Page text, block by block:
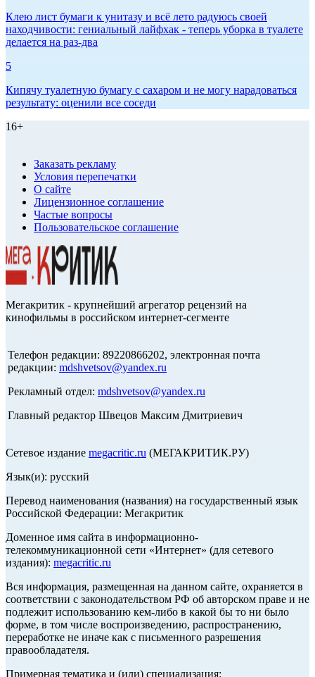
Клею лист бумаги к унитазу и всё лето радуюсь своей
находчивости: гениальный лайфхак - теперь уборка в туалете
делается на раз-два
5
Кипячу туалетную бумагу с сахаром и не могу нарадоваться
результату: оценили все соседи
16+
Заказать рекламу
Условия перепечатки
О сайте
Лицензионное соглашение
Частые вопросы
Пользовательское соглашение
Мегакритик - крупнейший агрегатор рецензий на
кинофильмы в российском интернет-сегменте
Телефон редакции: 89220866202, электронная почта
редакции: mdshvetsov@yandex.ru
Рекламный отдел: mdshvetsov@yandex.ru
Главный редактор Швецов Максим Дмитриевич
Сетевое издание megacritic.ru (МЕГАКРИТИК.РУ)
Язык(и): русский
Перевод наименования (названия) на государственный язык
Российской Федерации: Мегакритик
Доменное имя сайта в информационно-
телекоммуникационной сети «Интернет» (для сетевого
издания): megacritic.ru
Вся информация, размещенная на данном сайте, охраняется в
соответствии с законодательством РФ об авторском праве и не
подлежит использованию кем-либо в какой бы то ни было
форме, в том числе воспроизведению, распространению,
переработке не иначе как с письменного разрешения
правообладателя.
Примерная тематика и (или) специализация: